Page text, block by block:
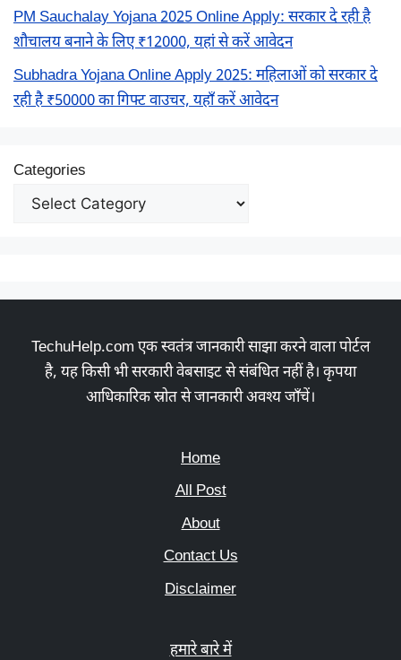
PM Sauchalay Yojana 2025 Online Apply: सरकार दे रही है
शौचालय बनाने के लिए ₹12000, यहां से करें आवेदन
Subhadra Yojana Online Apply 2025: महिलाओं को सरकार दे
रही है ₹50000 का गिफ्ट वाउचर, यहाँ करें आवेदन
Categories
TechuHelp.com एक स्वतंत्र जानकारी साझा करने वाला पोर्टल
है, यह किसी भी सरकारी वेबसाइट से संबंधित नहीं है। कृपया
आधिकारिक स्रोत से जानकारी अवश्य जाँचें।
Home
All Post
About
Contact Us
Disclaimer
हमारे बारे में